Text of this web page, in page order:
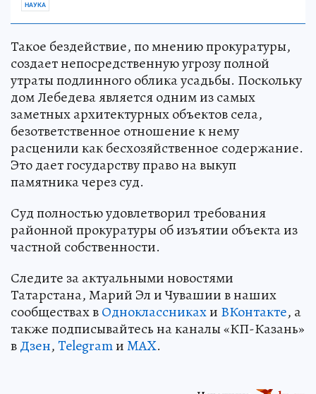
НАУКА
Такое бездействие, по мнению прокуратуры,
создает непосредственную угрозу полной
утраты подлинного облика усадьбы. Поскольку
дом Лебедева является одним из самых
заметных архитектурных объектов села,
безответственное отношение к нему
расценили как бесхозяйственное содержание.
Это дает государству право на выкуп
памятника через суд.
Суд полностью удовлетворил требования
районной прокуратуры об изъятии объекта из
частной собственности.
Следите за актуальными новостями
Татарстана, Марий Эл и Чувашии в наших
сообществах вОдноклассникахи ВКонтакте, а
также подписывайтесь на каналы «КП-Казань»
вДзен,TelegramиMAX.